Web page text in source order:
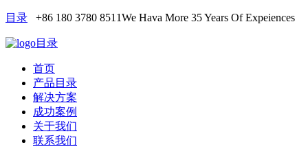
目录 +86 180 3780 8511We Hava More 35 Years Of Expeiences
目录
首页
产品目录
解决方案
成功案例
关于我们
联系我们